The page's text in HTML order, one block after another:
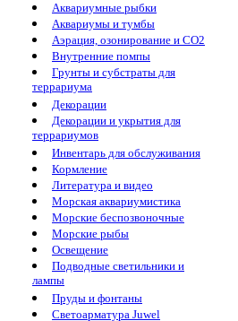
Аквариумные рыбки
Аквариумы и тумбы
Аэрация, озонирование и CO2
Внутренние помпы
Грунты и субстраты для
террариума
Декорации
Декорации и укрытия для
террариумов
Инвентарь для обслуживания
Кормление
Литература и видео
Морская аквариумистика
Морские беспозвоночные
Морские рыбы
Освещение
Подводные светильники и
лампы
Пруды и фонтаны
Светоарматура Juwel